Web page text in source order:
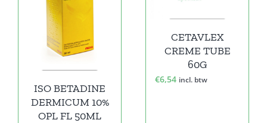
ISO BETADINE
DERMICUM 10%
OPL FL 50ML
CETAVLEX
CREME TUBE
60G
€6,54 incl. btw